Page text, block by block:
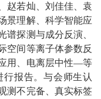
赵若灿、刘佳佳、袁
景理解、科学智能应
谱探测与成分反演、
空间等离子体参数反
用、电离层中性—等
报告。与会师生认
测不完备、真实标签